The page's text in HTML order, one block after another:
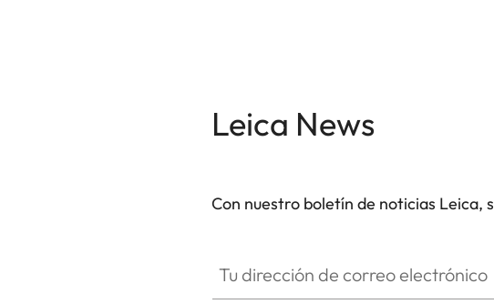
Leica News
Con nuestro boletín de noticias Leica,